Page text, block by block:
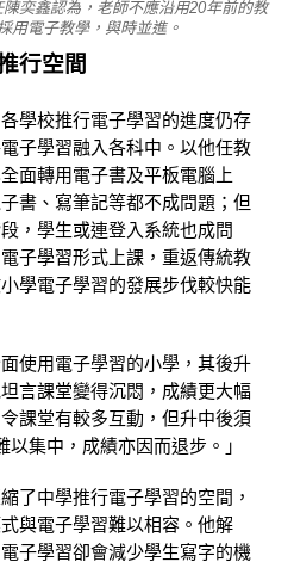
奕鑫認為，老師不應沿用20年前的教
用電子教學，與時並進。
行空間
學校推行電子學習的進度仍存
子學習融入各科中。以他任教
面轉用電子書及平板電腦上
書、寫筆記等都不成問題；但
，學生或連登入系統也成問
子學習形式上課，重返傳統教
學電子學習的發展步伐較快能
使用電子學習的小學，其後升
言課堂變得沉悶，成績更大幅
課堂有較多互動，但升中後須
集中，成績亦因而退步。」
了中學推行電子學習的空間，
與電子學習難以相容。他解
子學習卻會減少學生寫字的機